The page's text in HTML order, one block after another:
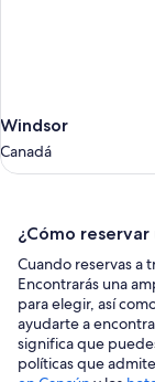
Windsor
Canadá
Windsor
Canadá
Consejos
para
reservar
un
hotel
¿Cómo
Cuando reservas a
Encontrarás una
para elegir, así
ayudarte a
significa que
políticas que